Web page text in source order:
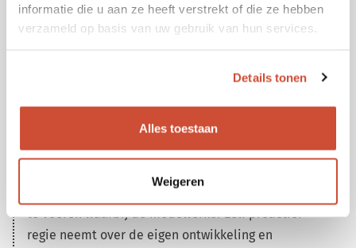
informatie die u aan ze heeft verstrekt of die ze hebben
verzameld op basis van uw gebruik van hun services.
Details tonen
Alles toestaan
Weigeren
sprint starten
Ieder mens is uniek. Maar dit betekent niet dat het
wiel iedere keer opnieuw uitgevonden moet
worden. Deze methode biedt houvast en structuur
om jezelf continu te ontwikkelen. Met steun van de
Leren en ontwikkelen door kleine experimenten uit
te voeren waarbij de medewerker zelf proactief
regie neemt over de eigen ontwikkeling en